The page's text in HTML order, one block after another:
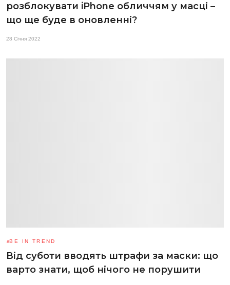
розблокувати iPhone обличчям у масці –
що ще буде в оновленні?
28 Січня 2022
BE IN TREND
Від суботи вводять штрафи за маски: що
варто знати, щоб нічого не порушити